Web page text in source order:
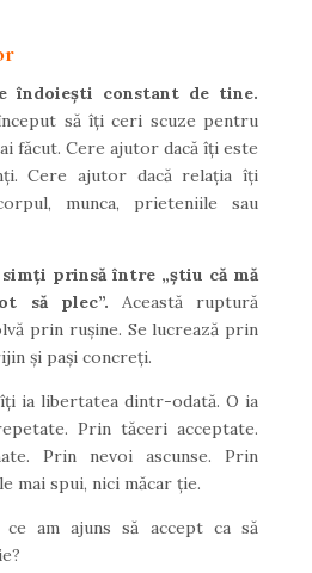
îndoiești constant de tine.
să îți ceri scuze pentru
făcut. Cere ajutor dacă îți este
Cere ajutor dacă relația îți
munca, prieteniile sau
prinsă între „știu că mă
să plec”. Această ruptură
prin rușine. Se lucrează prin
și pași concreți.
ia libertatea dintr-odată. O ia
Prin tăceri acceptate.
Prin nevoi ascunse. Prin
mai spui, nici măcar ție.
am ajuns să accept ca să